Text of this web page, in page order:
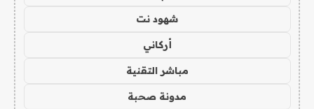
شهود نت
أركاني
مباشر التقنية
مدونة صحبة